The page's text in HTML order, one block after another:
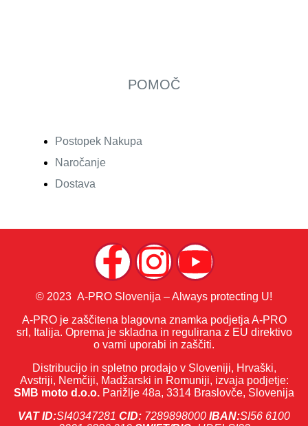
POMOČ
Postopek Nakupa
Naročanje
Dostava
© 2023 A-PRO Slovenija – Always protecting U!
A-PRO je zaščitena blagovna znamka podjetja A-PRO
srl, Italija. Oprema je skladna in regulirana z EU direktivo
o varni uporabi in zaščiti.
Distribucijo in spletno prodajo v Sloveniji, Hrvaški,
Avstriji, Nemčiji, Madžarski in Romuniji, izvaja podjetje:
SMB moto d.o.o. Parižlje 48a, 3314 Braslovče, Slovenija
VAT ID:SI40347281 CID: 7289898000 IBAN:SI56 6100